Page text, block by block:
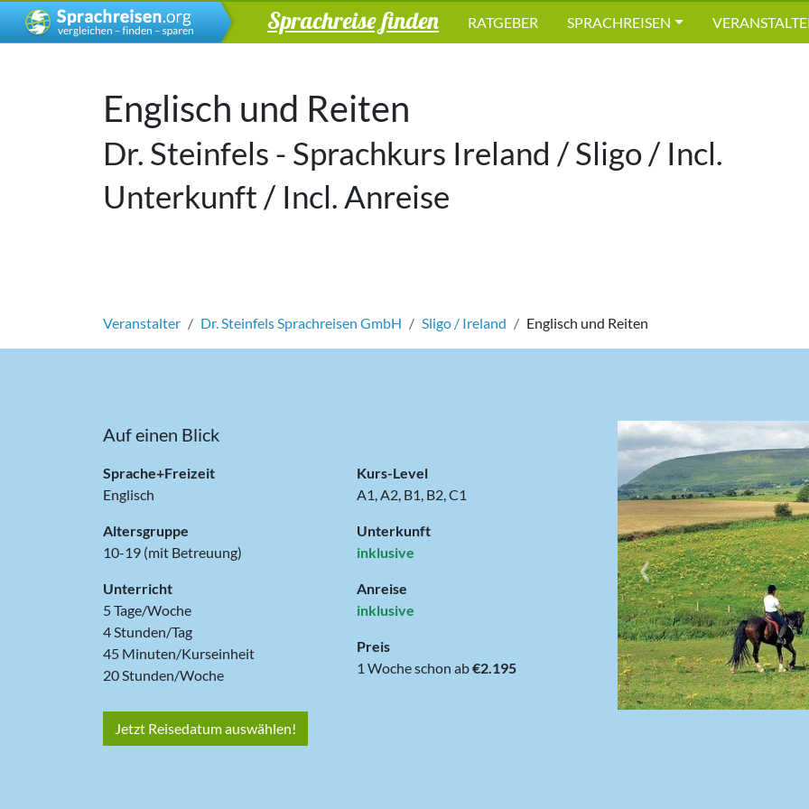
Sprachreise finden RATGEBER SPRACHREISEN
Englisch und Reiten
Dr. Steinfels - Sprachkurs Ireland / Sligo / Incl.
Unterkunft / Incl. Anreise
Veranstalter Dr. Steinfels Sprachreisen GmbH Sligo / Ireland Englisch und Reiten
‹
Auf einen Blick
Sprache+Freizeit
Englisch
Altersgruppe
10-19 (mit Betreuung)
Unterricht
5 Tage/Woche
4 Stunden/Tag
45 Minuten/Kurseinheit
20 Stunden/Woche
Kurs-Level
A1, A2, B1, B2, C1
Unterkunft
inklusive
Anreise
inklusive
Preis
1 Woche schon ab€2.195
Jetzt Reisedatum auswählen!